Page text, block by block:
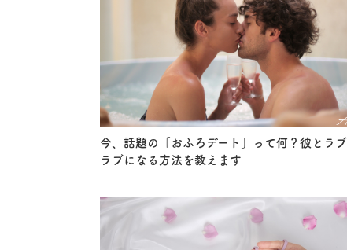
今、話題の「おふろデート」って何？彼とラブ
ラブになる方法を教えます